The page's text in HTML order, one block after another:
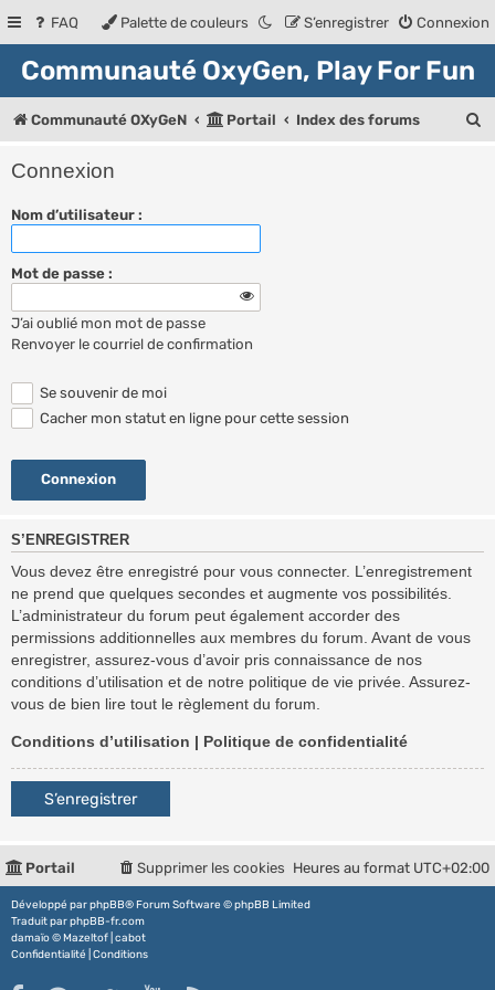
FAQ Connexion
S’enregistrer
Palette de couleurs
Communauté OxyGen, Play For Fun
Communauté OXyGeN Portail Index des forums
Connexion
Nom d’utilisateur :
Mot de passe :
J’ai oublié mon mot de passe
Renvoyer le courriel de confirmation
Se souvenir de moi
Cacher mon statut en ligne pour cette session
S’ENREGISTRER
Vous devez être enregistré pour vous connecter. L’enregistrement
ne prend que quelques secondes et augmente vos possibilités.
L’administrateur du forum peut également accorder des
permissions additionnelles aux membres du forum. Avant de vous
enregistrer, assurez-vous d’avoir pris connaissance de nos
conditions d’utilisation et de notre politique de vie privée. Assurez-
vous de bien lire tout le règlement du forum.
Conditions d’utilisation | Politique de confidentialité
S’enregistrer
Portail Heures au format UTC+02:00
Supprimer les cookies
Développé parphpBB® Forum Software © phpBB Limited
Traduit parphpBB-fr.com
damaïo © Mazeltof cabot
Confidentialité Conditions